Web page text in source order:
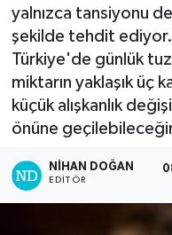
yalnızca tansiyonu
şekilde tehdit
Türkiye'de günlük
miktarın yaklaşık üç
küçük alışkanlık
önüne
NIHAN DOĞAN
EDITÖR